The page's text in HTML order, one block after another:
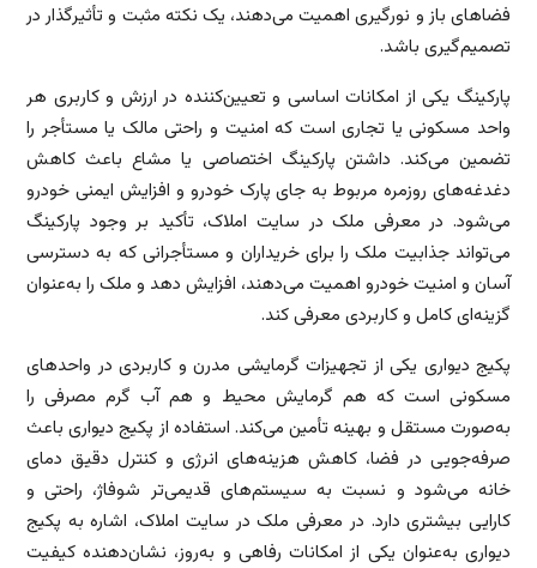
فضاهای باز و نورگیری اهمیت می‌دهند، یک نکته مثبت و تأثیرگذار در
تصمیم‌گیری باشد.
پارکینگ یکی از امکانات اساسی و تعیین‌کننده در ارزش و کاربری هر
واحد مسکونی یا تجاری است که امنیت و راحتی مالک یا مستأجر را
تضمین می‌کند. داشتن پارکینگ اختصاصی یا مشاع باعث کاهش
دغدغه‌های روزمره مربوط به جای پارک خودرو و افزایش ایمنی خودرو
می‌شود. در معرفی ملک در سایت املاک، تأکید بر وجود پارکینگ
می‌تواند جذابیت ملک را برای خریداران و مستأجرانی که به دسترسی
آسان و امنیت خودرو اهمیت می‌دهند، افزایش دهد و ملک را به‌عنوان
گزینه‌ای کامل و کاربردی معرفی کند.
پکیج دیواری یکی از تجهیزات گرمایشی مدرن و کاربردی در واحدهای
مسکونی است که هم گرمایش محیط و هم آب گرم مصرفی را
به‌صورت مستقل و بهینه تأمین می‌کند. استفاده از پکیج دیواری باعث
صرفه‌جویی در فضا، کاهش هزینه‌های انرژی و کنترل دقیق دمای
خانه می‌شود و نسبت به سیستم‌های قدیمی‌تر شوفاژ، راحتی و
کارایی بیشتری دارد. در معرفی ملک در سایت املاک، اشاره به پکیج
دیواری به‌عنوان یکی از امکانات رفاهی و به‌روز، نشان‌دهنده کیفیت